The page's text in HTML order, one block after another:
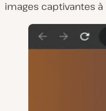
images captivantes